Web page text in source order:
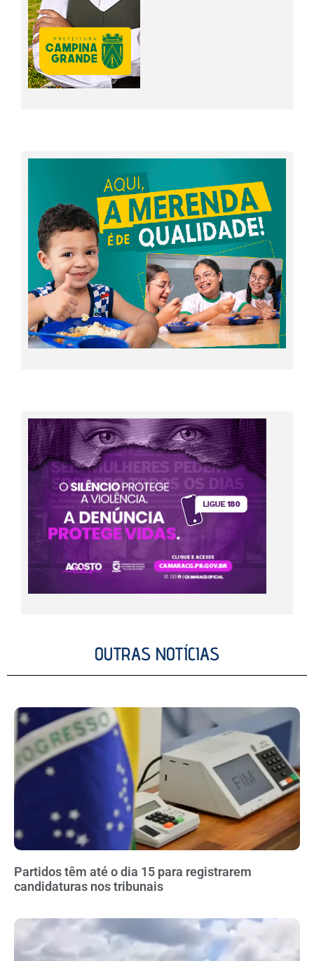
OUTRAS NOTÍCIAS
Partidos têm até o dia 15 para registrarem
candidaturas nos tribunais